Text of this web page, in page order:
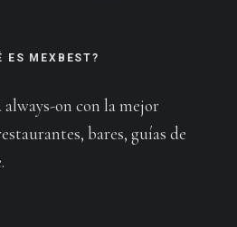
ES MEXBEST?
on con la mejor
bares, guías de